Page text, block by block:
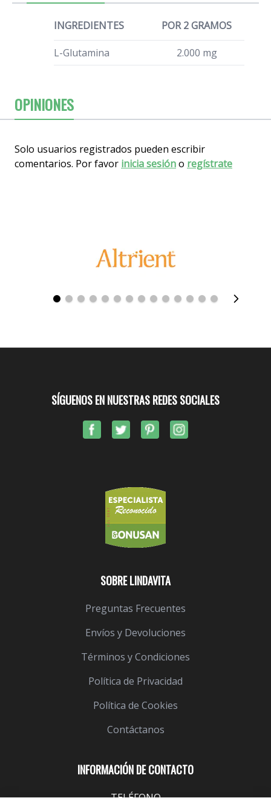
INGREDIENTES POR 2 GRAMOS
L-Glutamina 2.000 mg
OPINIONES
Solo usuarios registrados pueden escribir
comentarios. Por favor inicia sesióno regístrate
INFORMACIÓN DE CONTACTO
SOBRE LINDAVITA
Preguntas Frecuentes
Envíos y Devoluciones
Términos y Condiciones
Política de Privacidad
Política de Cookies
Contáctanos
SÍGUENOS EN NUESTRAS REDES SOCIALES